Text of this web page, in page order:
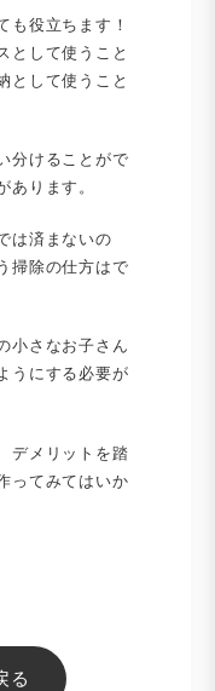
も役立ちます！
として使うこと
として使うこと
分けることがで
あります。
は済まないの
掃除の仕方はで
小さなお子さん
うにする必要が
デメリットを踏
ってみてはいか
る